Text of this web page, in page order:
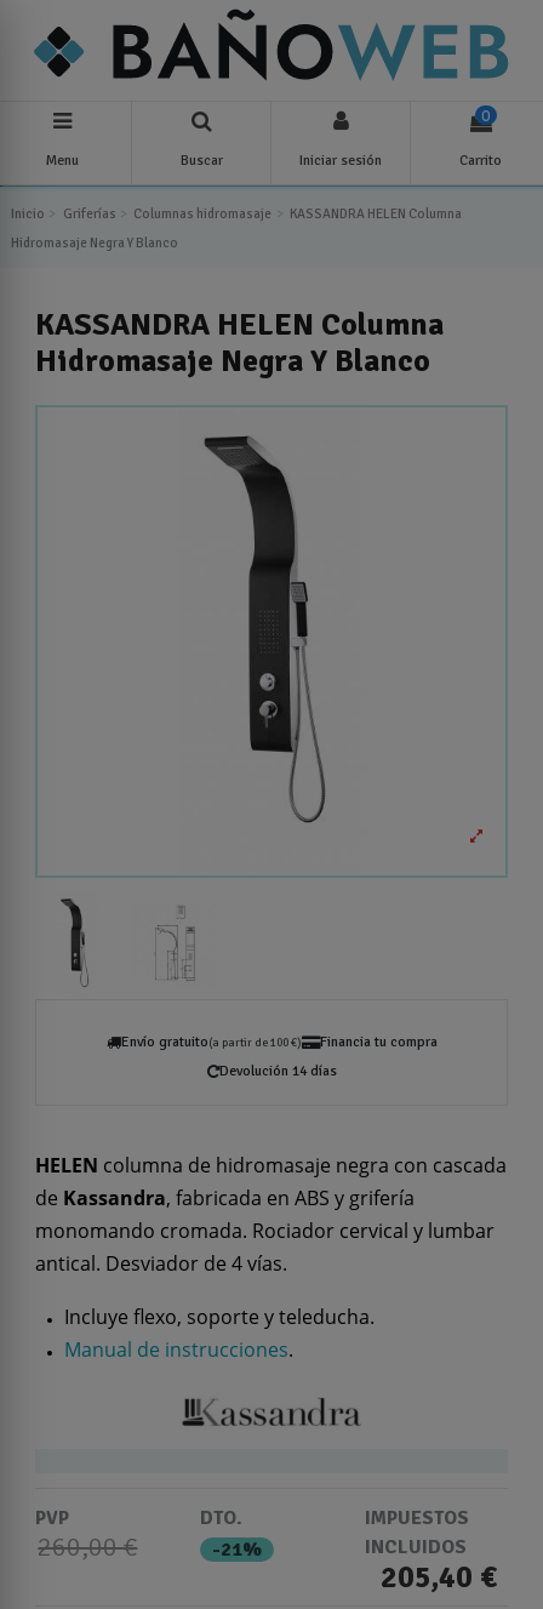
Menu Buscar Iniciar sesión
0
Carrito
Inicio Griferías Columnas hidromasaje
KASSANDRA HELEN Columna
Hidromasaje Negra Y Blanco
KASSANDRA HELEN Columna
Hidromasaje Negra Y Blanco
Envío gratuito(a partir de 100 €)
Financia tu compra
Devolución 14 días
HELEN columna de hidromasaje negra con cascada
de Kassandra, fabricada en ABS y grifería
monomando cromada. Rociador cervical y lumbar
antical. Desviador de 4 vías.
Incluye flexo, soporte y teleducha.
Manual de instrucciones.
PVP
260,00 €
DTO.
-21%
IMPUESTOS
INCLUIDOS
205,40 €